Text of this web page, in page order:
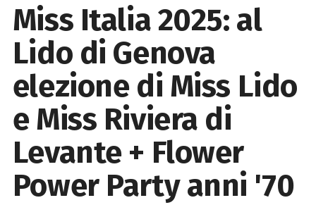
Miss Italia 2025: al
Lido di Genova
elezione di Miss Lido
e Miss Riviera di
Levante + Flower
Power Party anni '70